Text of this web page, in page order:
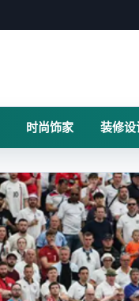
时尚饰家 装修设